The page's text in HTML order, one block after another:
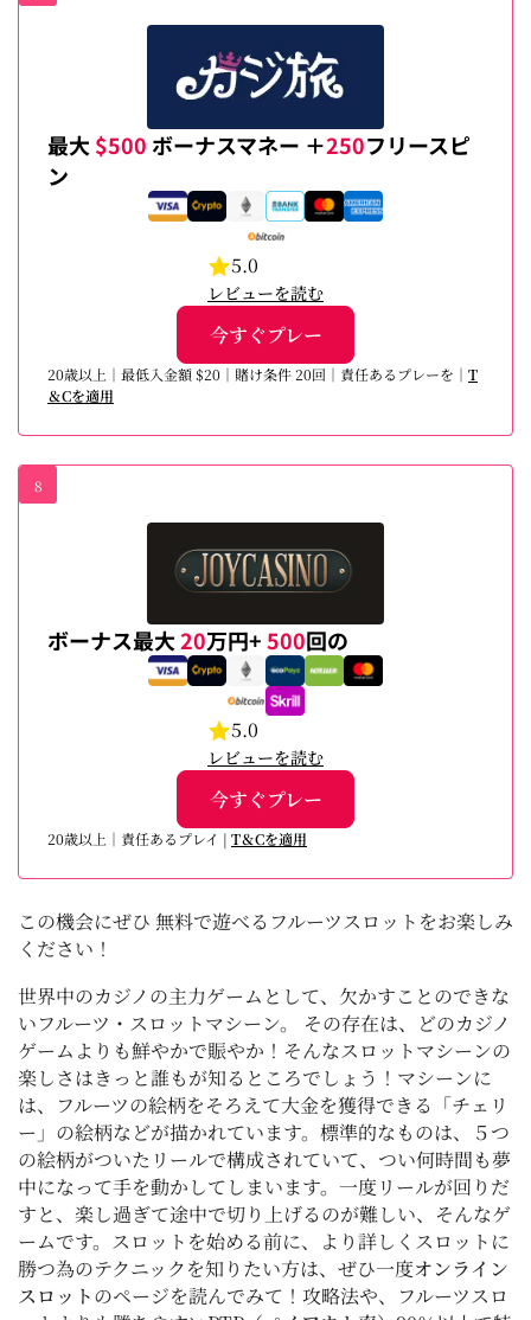
最大 $500 ボーナスマネー ＋250フリースピ
ン
5.0
レビューを読む
今すぐプレー
20歳以上｜最低入金額 $20｜賭け条件 20回｜責任あるプレーを｜ T
＆Cを適用
8
ボーナス最大20万円+500回の
5.0
レビューを読む
今すぐプレー
20歳以上｜責任あるプレイ | T＆Cを適用
この機会にぜひ 無料で遊べるフルーツスロットをお楽しみ
ください！
世界中のカジノの主力ゲームとして、欠かすことのできな
いフルーツ・スロットマシーン。 その存在は、どのカジノ
ゲームよりも鮮やかで賑やか！そんなスロットマシーンの
楽しさはきっと誰もが知るところでしょう！マシーンに
は、フルーツの絵柄をそろえて大金を獲得できる「チェリ
ー」の絵柄などが描かれています。標準的なものは、５つ
の絵柄がついたリールで構成されていて、つい何時間も夢
中になって手を動かしてしまいます。一度リールが回りだ
すと、楽し過ぎて途中で切り上げるのが難しい、そんなゲ
ームです。スロットを始める前に、より詳しくスロットに
勝つ為のテクニックを知りたい方は、ぜひ一度オンライン
スロットのページを読んでみて！攻略法や、フルーツスロ